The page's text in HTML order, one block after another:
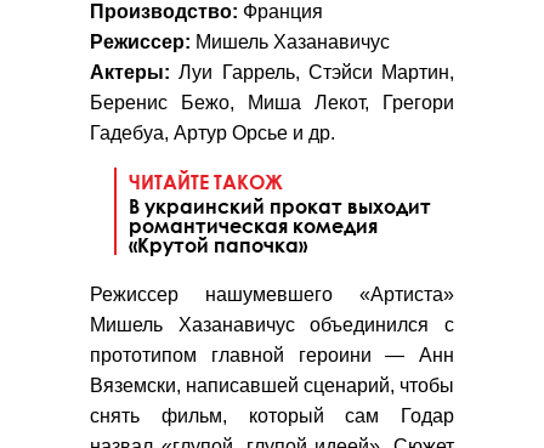
Производство: Франция
Режиссер: Мишель Хазанавичус
Актеры: Луи Гаррель, Стэйси Мартин,
Беренис Бежо, Миша Лекот, Грегори
Гадебуа, Артур Орсье и др.
ЧИТАЙТЕ ТАКОЖ
В украинский прокат выходит
романтическая комедия
«Крутой папочка»
Режиссер нашумевшего «Артиста»
Мишель Хазанавичус объединился с
прототипом главной героини — Анн
Вяземски, написавшей сценарий, чтобы
снять фильм, который сам Годар